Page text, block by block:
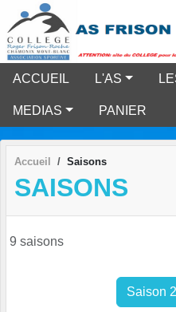
ACCUEIL L'AS
MEDIAS PANIER
Accueil Saisons
SAISONS
9 saisons
Saison
Panneau de gestion des